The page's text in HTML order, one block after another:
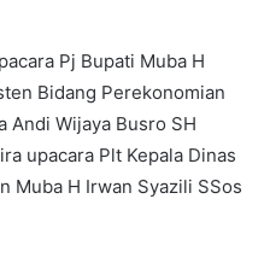
Pj Bupati Muba H
Bidang Perekonomian
Andi Wijaya Busro SH
upacara Plt Kepala Dinas
Muba H Irwan Syazili SSos